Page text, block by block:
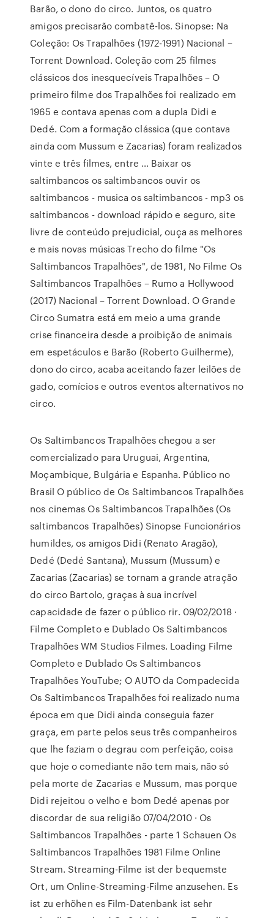
Barão, o dono do circo. Juntos, os quatro
amigos precisarão combatê-los. Sinopse: Na
Coleção: Os Trapalhões (1972-1991) Nacional –
Torrent Download. Coleção com 25 filmes
clássicos dos inesquecíveis Trapalhões – O
primeiro filme dos Trapalhões foi realizado em
1965 e contava apenas com a dupla Didi e
Dedé. Com a formação clássica (que contava
ainda com Mussum e Zacarias) foram realizados
vinte e três filmes, entre … Baixar os
saltimbancos os saltimbancos ouvir os
saltimbancos - musica os saltimbancos - mp3 os
saltimbancos - download rápido e seguro, site
livre de conteúdo prejudicial, ouça as melhores
e mais novas músicas Trecho do filme "Os
Saltimbancos Trapalhões", de 1981, No Filme Os
Saltimbancos Trapalhões – Rumo a Hollywood
(2017) Nacional – Torrent Download. O Grande
Circo Sumatra está em meio a uma grande
crise financeira desde a proibição de animais
em espetáculos e Barão (Roberto Guilherme),
dono do circo, acaba aceitando fazer leilões de
gado, comícios e outros eventos alternativos no
circo.
Os Saltimbancos Trapalhões chegou a ser
comercializado para Uruguai, Argentina,
Moçambique, Bulgária e Espanha. Público no
Brasil O público de Os Saltimbancos Trapalhões
nos cinemas Os Saltimbancos Trapalhões (Os
saltimbancos Trapalhões) Sinopse Funcionários
humildes, os amigos Didi (Renato Aragão),
Dedé (Dedé Santana), Mussum (Mussum) e
Zacarias (Zacarias) se tornam a grande atração
do circo Bartolo, graças à sua incrível
capacidade de fazer o público rir. 09/02/2018 ·
Filme Completo e Dublado Os Saltimbancos
Trapalhões WM Studios Filmes. Loading Filme
Completo e Dublado Os Saltimbancos
Trapalhões YouTube; O AUTO da Compadecida
Os Saltimbancos Trapalhões foi realizado numa
época em que Didi ainda conseguia fazer
graça, em parte pelos seus três companheiros
que lhe faziam o degrau com perfeição, coisa
que hoje o comediante não tem mais, não só
pela morte de Zacarias e Mussum, mas porque
Didi rejeitou o velho e bom Dedé apenas por
discordar de sua religião 07/04/2010 · Os
Saltimbancos Trapalhões - parte 1 Schauen Os
Saltimbancos Trapalhões 1981 Filme Online
Stream. Streaming-Filme ist der bequemste
Ort, um Online-Streaming-Filme anzusehen. Es
ist zu erhöhen es Film-Datenbank ist sehr